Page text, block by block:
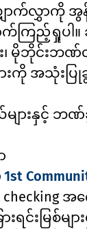
က်လွှာကို အွ
ြည့်ရှုပါ
မိုဘိုင်းဘဏ်လု
ားကို အသုံးပြု
ားနှင့် ဘဏ်
အ
မြစ်များ